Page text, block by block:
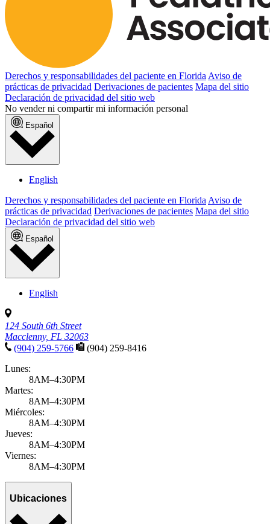
Derechos y responsabilidades del paciente en Florida Aviso de
prácticas de privacidad Derivaciones de pacientes Mapa del sitio
Declaración de privacidad del sitio web
No vender ni compartir mi información personal
Español
English
Derechos y responsabilidades del paciente en Florida Aviso de
prácticas de privacidad Derivaciones de pacientes Mapa del sitio
Declaración de privacidad del sitio web
Español
English
124 South 6th Street
Macclenny, FL 32063
(904) 259-5766
(904) 259-8416
Lunes:
8AM–4:30PM
Martes:
8AM–4:30PM
Miércoles:
8AM–4:30PM
Jueves:
8AM–4:30PM
Viernes:
8AM–4:30PM
Ubicaciones